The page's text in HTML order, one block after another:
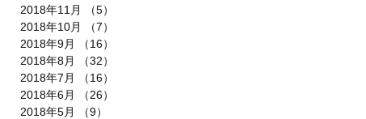
2018年11月
（5）
2018年10月
（7）
2018年9月
（16）
2018年8月
（32）
2018年7月
（16）
2018年6月
（26）
2018年5月
（9）